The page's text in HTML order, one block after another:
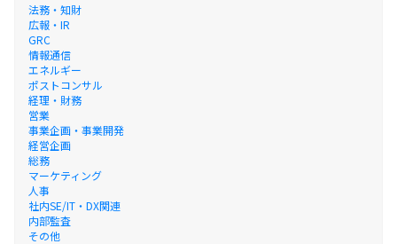
法務・知財
広報・IR
GRC
情報通信
エネルギー
ポストコンサル
経理・財務
営業
事業企画・事業開発
経営企画
総務
マーケティング
人事
社内SE/IT・DX関連
内部監査
その他